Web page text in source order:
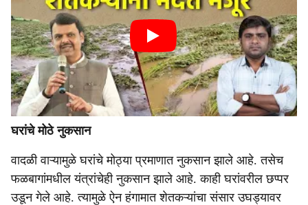
घरांचे मोठे नुकसान
वादळी वाऱ्यामुळे घरांचे मोठ्या प्रमाणात नुकसान झाले आहे. तसेच
फळबागांमधील यंत्रांचेही नुकसान झाले आहे. काही घरांवरील छप्पर
उडून गेले आहे. त्यामुळे ऐन हंगामात शेतकऱ्यांचा संसार उघड्यावर